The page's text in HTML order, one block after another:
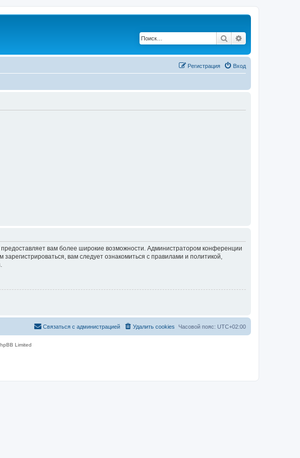
Поиск
Вход
Регистрация
вам более широкие возможности. Администратором конференции
вам следует ознакомиться с правилами и политикой,
Часовой пояс: UTC+02:00
Удалить cookies
Связаться с администрацией
Limited